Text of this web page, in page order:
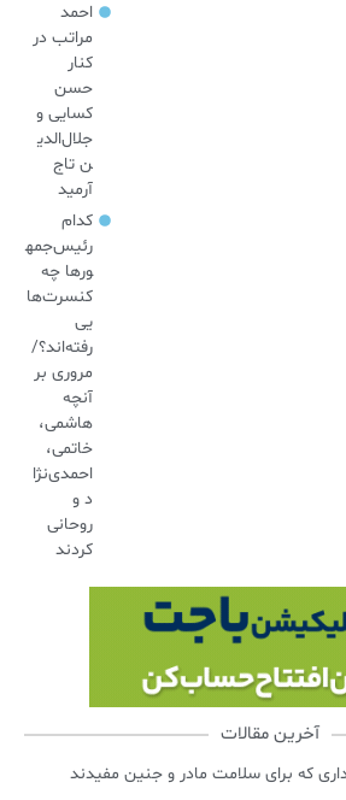
احمد
مراتب در
کنار
حسن
کسایی و
جلال‌الدی
ن تاج
آرمید
کدام
رئیس‌جمه
ورها چه
کنسرت‌ها
یی
رفته‌اند؟/
مروری بر
آنچه
هاشمی،
خاتمی،
احمدی‌نژا
د و
روحانی
کردند
آخرین مقالات